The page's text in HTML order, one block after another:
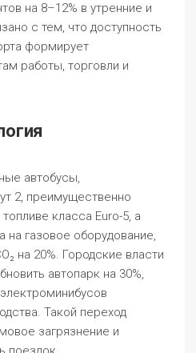
на 8–12% в утренние и
с тем, что доступность
формирует
работы, торговли и
автобусы,
2, преимущественно
класса Euro-5, а
на газовое оборудование,
на 20%. Городские власти
автопарк на 30%,
Такой переход
загрязнение и